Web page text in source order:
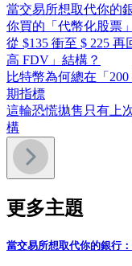
當交易所想取代你的
你買的「代幣化股票
從 $135 衝至 $ 225 再
高 FDV」結構？
比特幣為何總在「
期指標
這輪恐慌拋售只有上
構
更多主題
當交易所想取代你的銀行